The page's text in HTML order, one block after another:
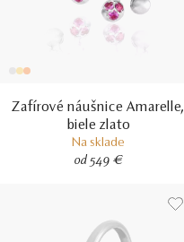
Zafírové náušnice Amarelle,
biele zlato
Na sklade
od 549 €